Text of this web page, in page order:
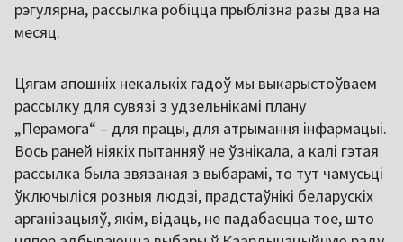
рэгулярна, рассылка робіцца прыблізна разы два на
месяц.
Цягам апошніх некалькіх гадоў мы выкарыстоўваем
рассылку для сувязі з удзельнікамі плану
„Перамога“ – для працы, для атрымання інфармацыі.
Вось раней ніякіх пытанняў не ўзнікала, а калі гэтая
рассылка была звязаная з выбарамі, то тут чамусьці
ўключыліся розныя людзі, прадстаўнікі беларускіх
арганізацыяў, якім, відаць, не падабаецца тое, што